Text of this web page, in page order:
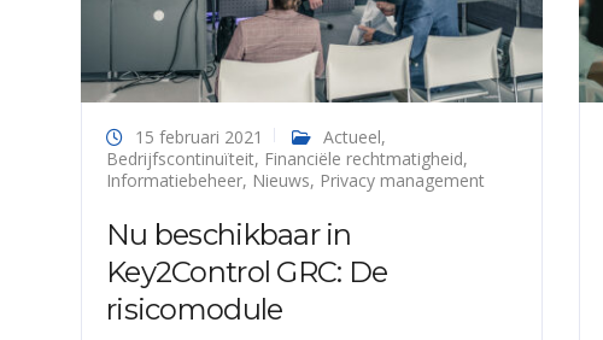
15 februari 2021 Actueel,
Bedrijfscontinuïteit, Financiële rechtmatigheid,
Informatiebeheer, Nieuws, Privacy management
Nu beschikbaar in
Key2Control GRC: De
risicomodule